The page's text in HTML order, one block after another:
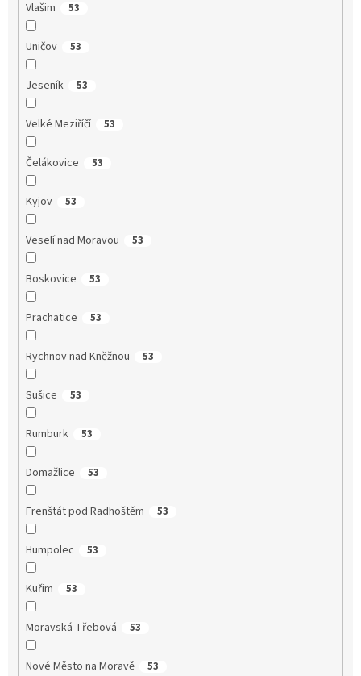
Vlašim 53
Uničov 53
Jeseník 53
Velké Meziříčí 53
Čelákovice 53
Kyjov 53
Veselí nad Moravou 53
Boskovice 53
Prachatice 53
Rychnov nad Kněžnou 53
Sušice 53
Rumburk 53
Domažlice 53
Frenštát pod Radhoštěm 53
Humpolec 53
Kuřim 53
Moravská Třebová 53
Nové Město na Moravě 53